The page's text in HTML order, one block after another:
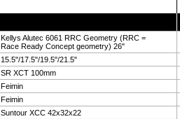
Kellys Alutec 6061 RRC Geometry (RRC =
Race Ready Concept geometry) 26"
15.5"/17.5"/19.5"/21.5"
SR XCT 100mm
Feimin
Feimin
Suntour XCC 42x32x22